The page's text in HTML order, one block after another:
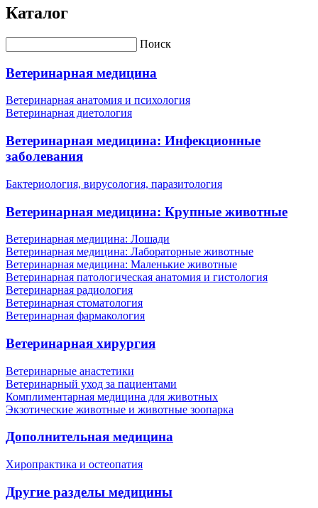
Каталог
Поиск
Ветеринарная медицина
Ветеринарная анатомия и психология
Ветеринарная диетология
Ветеринарная медицина: Инфекционные
заболевания
Бактериология, вирусология, паразитология
Ветеринарная медицина: Крупные животные
Ветеринарная медицина: Лошади
Ветеринарная медицина: Лабораторные животные
Ветеринарная медицина: Маленькие животные
Ветеринарная патологическая анатомия и гистология
Ветеринарная радиология
Ветеринарная стоматология
Ветеринарная фармакология
Ветеринарная хирургия
Ветеринарные анастетики
Ветеринарный уход за пациентами
Комплиментарная медицина для животных
Экзотические животные и животные зоопарка
Дополнительная медицина
Хиропрактика и остеопатия
Другие разделы медицины